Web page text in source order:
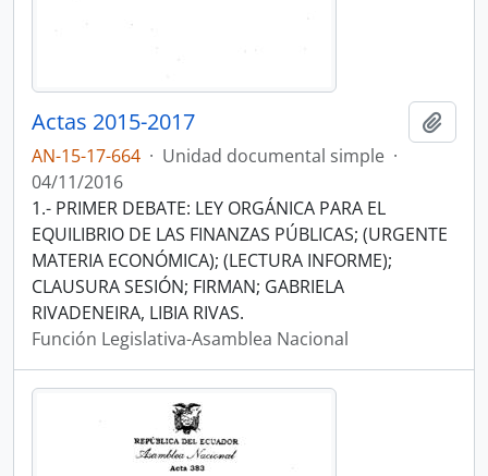
Actas 2015-2017
AN-15-17-664 · Unidad documental simple ·
04/11/2016
1.- PRIMER DEBATE: LEY ORGÁNICA PARA EL
EQUILIBRIO DE LAS FINANZAS PÚBLICAS; (URGENTE
MATERIA ECONÓMICA); (LECTURA INFORME);
CLAUSURA SESIÓN; FIRMAN; GABRIELA
RIVADENEIRA, LIBIA RIVAS.
Función Legislativa-Asamblea Nacional